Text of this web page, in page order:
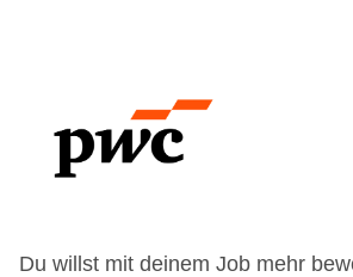
Du willst mit deinem Job mehr